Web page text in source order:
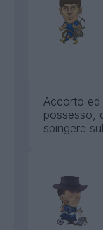
Accorto
possesso,
spingere